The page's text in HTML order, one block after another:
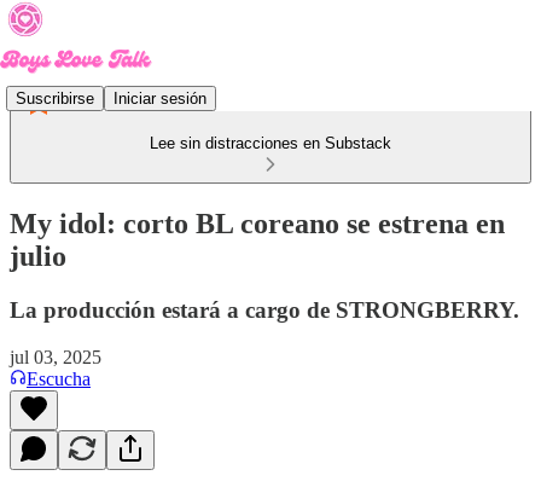
Suscribirse Iniciar sesión
Lee sin distracciones en Substack
My idol: corto BL coreano se estrena en
julio
La producción estará a cargo de STRONGBERRY.
jul 03, 2025
Escucha